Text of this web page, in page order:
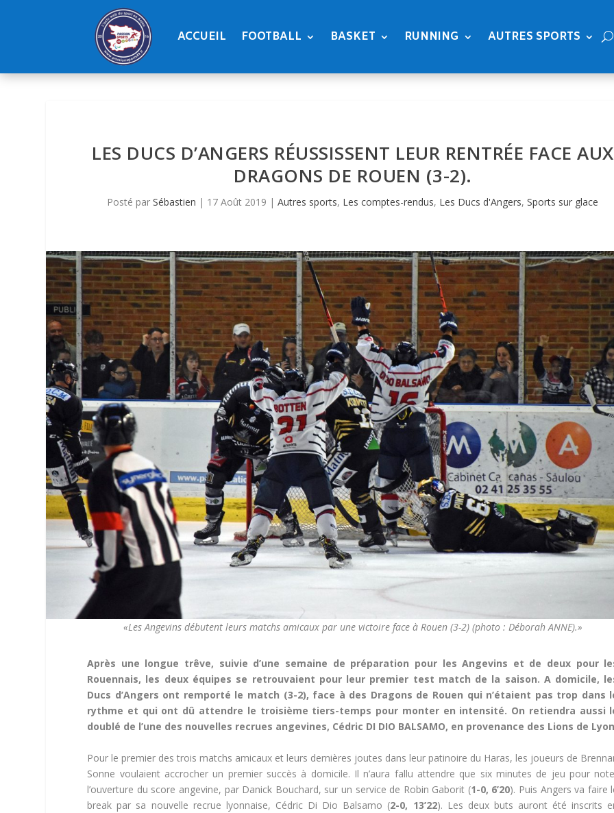
ACCUEIL FOOTBALL BASKET RUNNING AUTRES SPORTS
LES DUCS D’ANGERS RÉUSSISSENT LEUR RENTRÉE FACE AUX
DRAGONS DE ROUEN (3-2).
Posté parSébastien | 17 Août 2019 |Autres sports, Les comptes-rendus, Les Ducs d'Angers,Sports sur glace
«Les Angevins débutent leurs matchs amicaux par une victoire face à Rouen (3-2) (photo : Déborah ANNE).»
Après une longue trêve, suivie d’une semaine de préparation pour les Angevins et de deux pour
Rouennais, les deux équipes se retrouvaient pour leur premier test match de la saison. A domicile,
Ducs d’Angers ont remporté le match (3-2), face à des Dragons de Rouen qui n’étaient pas trop dans
rythme et qui ont dû attendre le troisième tiers-temps pour monter en intensité. On retiendra aussi
doublé de l’une des nouvelles recrues angevines, Cédric DI DIO BALSAMO, en provenance des Lions de
Pour le premier des trois matchs amicaux et leurs dernières joutes dans leur patinoire du Haras, les joueurs de
Sonne voulaient accrocher un premier succès à domicile. Il n’aura fallu attendre que six minutes de jeu pour
l’ouverture du score angevine, par Danick Bouchard, sur un service de Robin Gaborit (1-0, 6’20). Puis Angers va faire
break par sa nouvelle recrue lyonnaise, Cédric Di Dio Balsamo (2-0, 13’22). Les deux buts auront été inscrits